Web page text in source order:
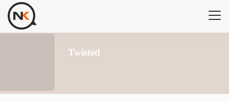
Twisted